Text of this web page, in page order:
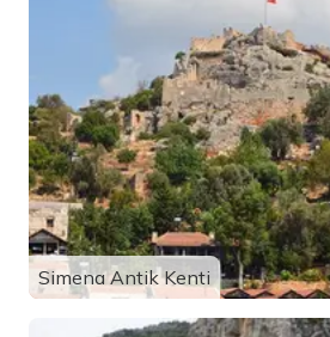
Simena Antik Kenti